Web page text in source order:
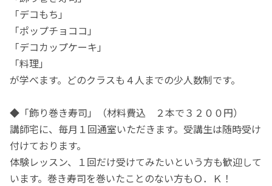
「デコもち」
「ポップチョココ」
「デコカップケーキ」
「料理」
が学べます。どのクラスも４人までの少人数制です。
◆「飾り巻き寿司」（材料費込 ２本で３２００円）
講師宅に、毎月１回通室いただきます。受講生は随時受け
付けております。
体験レッスン、１回だけ受けてみたいという方も歓迎して
います。巻き寿司を巻いたことのない方もＯ．Ｋ！